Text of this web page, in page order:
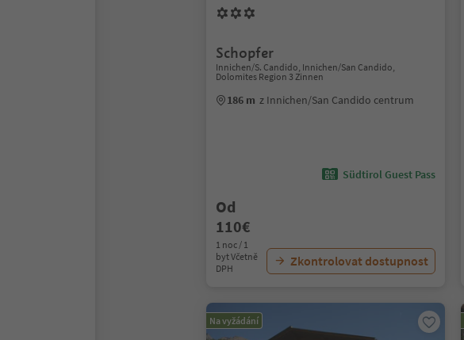
Schopfer
Innichen/S. Candido, Innichen/San Candido,
Dolomites Region 3 Zinnen
186 m z Innichen/San Candido centrum
Südtirol Guest Pass
Od
110€
1 noc / 1
byt Včetně
DPH
Zkontrolovat dostupnost
Na vyžádání